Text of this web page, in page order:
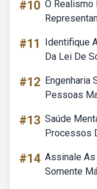
#10 O Realismo
#11
Identifique
Da Lei De
#12 Engenharia
Pessoas
#13 Saúde
Processos
#14 Assinale As
Somente